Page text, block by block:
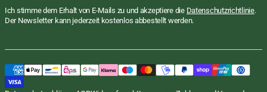
Mehrkorn Mischung, Multigetreide,
Regulärer
Preis
€4,99
EUR
Ich stimme dem Erhalt von E-Mails zu und akzeptiere die Datenschutzrichtlinie.
Der Newsletter kann jederzeit kostenlos abbestellt werden.